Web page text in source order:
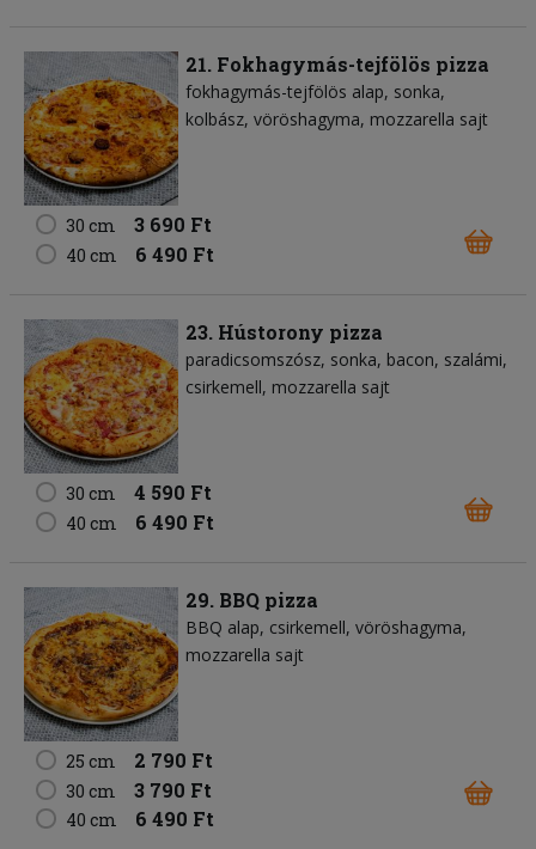
21. Fokhagymás-tejfölös pizza
fokhagymás-tejfölös alap sonka
kolbász vöröshagyma mozzarella sajt
30 cm 3 690 Ft
40 cm 6 490 Ft
23. Hústorony pizza
paradicsomszósz sonka bacon szalámi
csirkemell mozzarella sajt
30 cm 4 590 Ft
40 cm 6 490 Ft
29. BBQ pizza
BBQ alap csirkemell vöröshagyma
mozzarella sajt
25 cm 2 790 Ft
30 cm 3 790 Ft
40 cm 6 490 Ft